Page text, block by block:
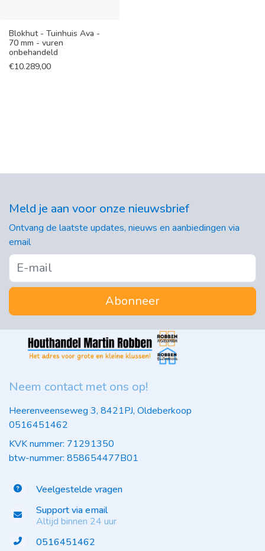
Blokhut - Tuinhuis Ava -
70 mm - vuren
onbehandeld
€10.289,00
Meld je aan voor onze nieuwsbrief
Ontvang de laatste updates, nieuws en aanbiedingen via
email
Abonneer
Neem contact met ons op!
Heerenveenseweg 3, 8421PJ, Oldeberkoop
0516451462
KVK nummer: 71291350
btw-nummer: 858654477B01
Veelgestelde vragen
Support via email
Altijd binnen 24 uur
0516451462